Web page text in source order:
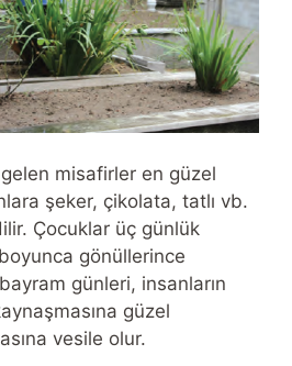
misafirler en güzel
şeker, çikolata, tatlı vb.
Çocuklar üç günlük
gönüllerince
günleri, insanların
güzel
vesile olur.